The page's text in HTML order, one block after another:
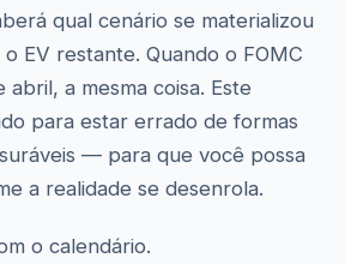
qual cenário se materializou
EV restante. Quando o FOMC
a mesma coisa. Este
para estar errado de formas
— para que você possa
a realidade se desenrola.
o calendário.